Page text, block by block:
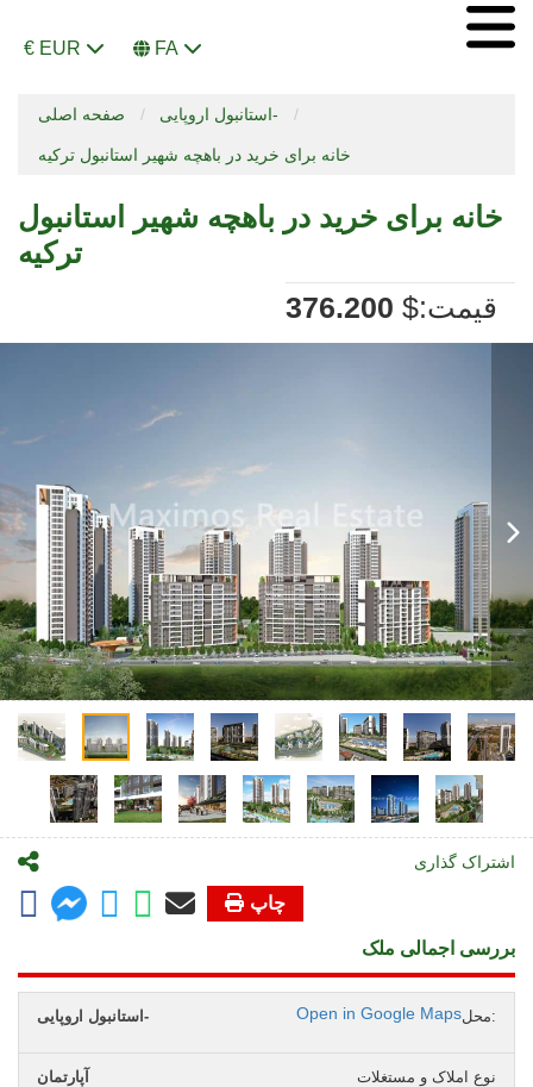
€ EUR FA
صفحه اصلی استانبول اروپایی-
خانه برای خرید در باهچه شهیر استانبول ترکیه
خانه برای خرید در باهچه شهیر استانبول
ترکیه
:قیمت
376.200 $
اشتراک گذاری
چاپ
بررسی اجمالی ملک
محل: استانبول اروپایی- Open in Google Maps
نوع املاک و مستغلات آپارتمان